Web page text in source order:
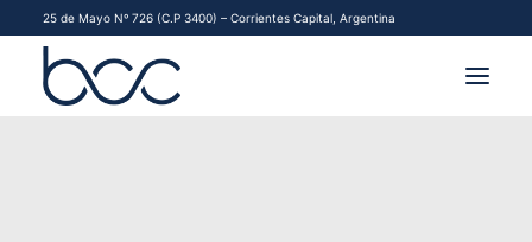
25 de Mayo Nº 726 (C.P 3400) – Corrientes Capital, Argentina